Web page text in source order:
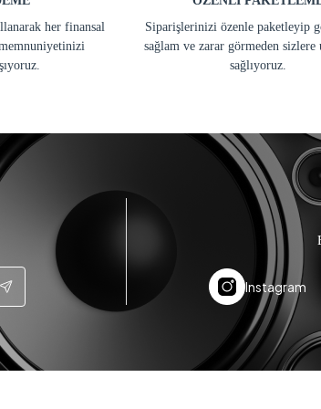
her finansal
Siparişlerinizi özenle paketleyip
sağlam ve zarar görmeden sizlere
sağlıyoruz.
Instagram